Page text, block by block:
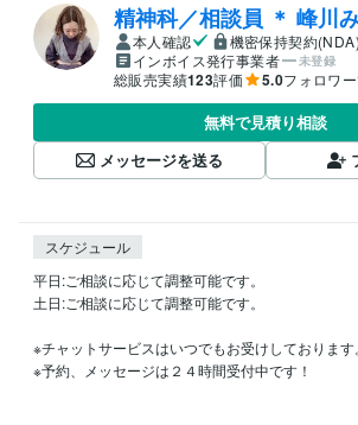
精神科／相談員 ＊ 峰川
本人確認
機密保持契約(NDA)
インボイス発行事業者
未登録
総販売実績123評価 5.0フォロワー
無料で見積り相談
メッセージを送る
スケジュール
平日:ご相談に応じて調整可能です。
土日:ご相談に応じて調整可能です。
※チャットサービスはいつでもお受けしております。
※予約、メッセージは２４時間受付中です！